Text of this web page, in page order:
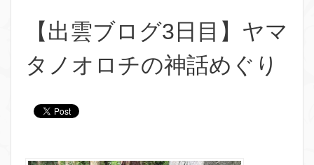
【出雲ブログ3日目】ヤマ
タノオロチの神話めぐり